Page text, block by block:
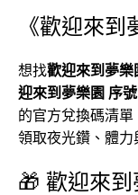
《歡迎來
想找歡迎來到夢樂
迎來到夢樂園 序號
的官方兌換碼清
領取夜光鑽、體力
🎁 歡迎來